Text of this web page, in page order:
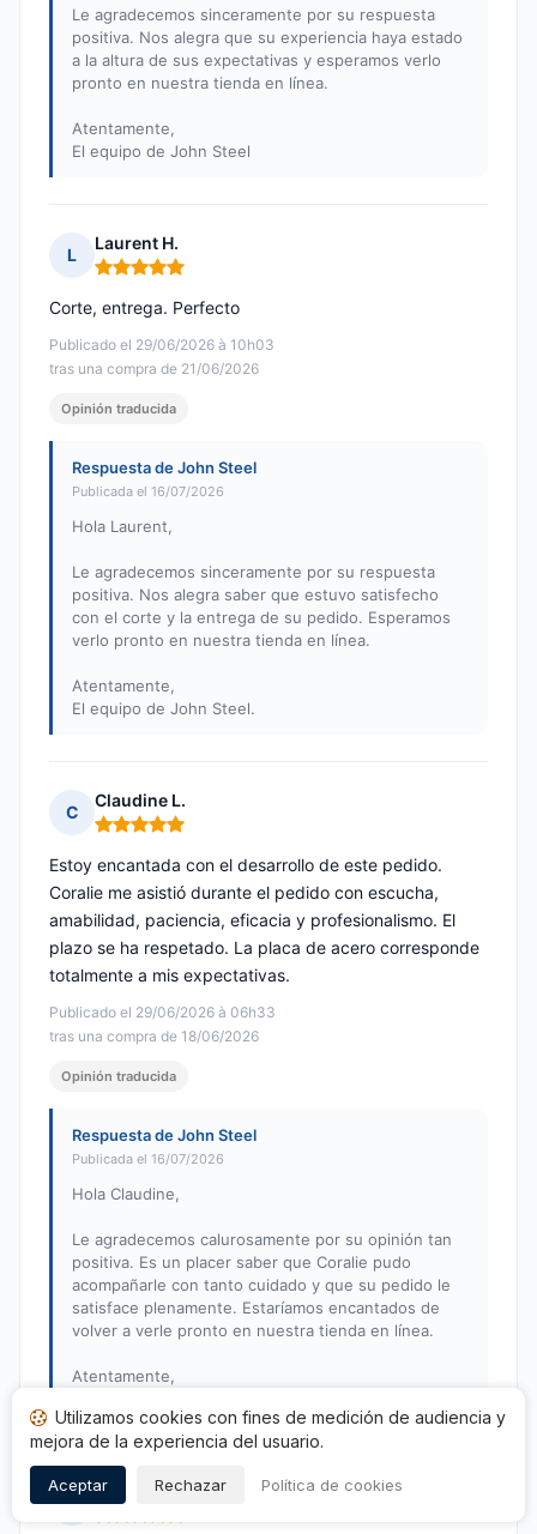
Le agradecemos sinceramente por su respuesta
positiva. Nos alegra que su experiencia haya estado
a la altura de sus expectativas y esperamos verlo
pronto en nuestra tienda en línea.
Atentamente,
El equipo de John Steel
L
Laurent H.
Nota: 5 de 5
Publicado el 29/06/2026 à 10h03
tras una compra de 21/06/2026
Corte, entrega. Perfecto
Opinión traducida
Respuesta de John Steel
Publicada el 16/07/2026
Hola Laurent,
Le agradecemos sinceramente por su respuesta
positiva. Nos alegra saber que estuvo satisfecho
con el corte y la entrega de su pedido. Esperamos
verlo pronto en nuestra tienda en línea.
Atentamente,
El equipo de John Steel.
C
Claudine L.
Nota: 5 de 5
Publicado el 29/06/2026 à 06h33
tras una compra de 18/06/2026
Estoy encantada con el desarrollo de este pedido.
Coralie me asistió durante el pedido con escucha,
amabilidad, paciencia, eficacia y profesionalismo. El
plazo se ha respetado. La placa de acero corresponde
totalmente a mis expectativas.
Opinión traducida
Respuesta de John Steel
Publicada el 16/07/2026
Hola Claudine,
Le agradecemos calurosamente por su opinión tan
positiva. Es un placer saber que Coralie pudo
acompañarle con tanto cuidado y que su pedido le
satisface plenamente. Estaríamos encantados de
volver a verle pronto en nuestra tienda en línea.
Atentamente,
P
Philippe L.
Nota: 5 de 5
Utilizamos cookies con fines de medición de audiencia y
mejora de la experiencia del usuario.
Aceptar Rechazar Política de cookies